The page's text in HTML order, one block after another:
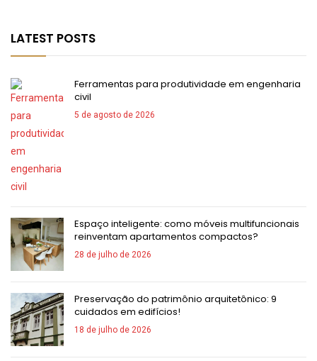
LATEST POSTS
Ferramentas para produtividade em engenharia
civil
5 de agosto de 2026
Espaço inteligente: como móveis multifuncionais
reinventam apartamentos compactos?
28 de julho de 2026
Preservação do patrimônio arquitetônico: 9
cuidados em edifícios!
18 de julho de 2026